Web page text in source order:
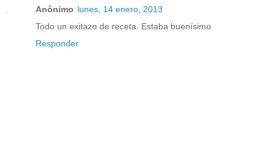
Anónimo lunes, 14 enero, 2013
Todo un exitazo de receta. Estaba buenísimo
Responder